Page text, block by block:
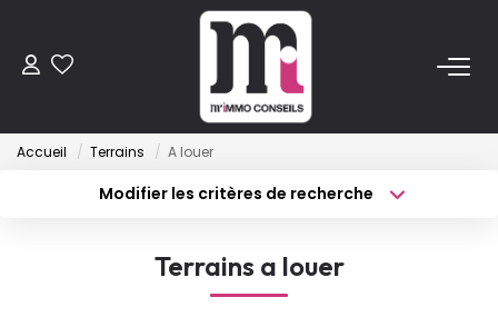
ACHETER
Programmes Neufs
VENDRE
Accueil Terrains A louer
Modifier les critères de recherche
Terrains a louer